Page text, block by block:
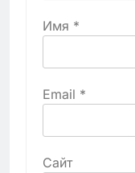
Имя *
Email *
Сайт